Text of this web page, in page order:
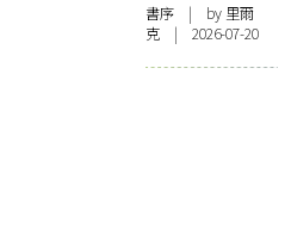
書序 | by 里爾
克 | 2026-07-20